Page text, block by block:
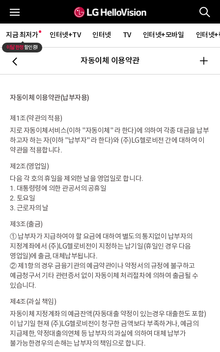
지금 최저가 인터넷+TV 인터넷 TV 인터넷+모바일 인터넷+
이달 한정할인중!
자동이체 이용약관
자동이체 이용약관(납부자용)
제1조(약관의 적용)
지로 자동이체서비스(이하 "자동이체" 라 한다)에 의하여 각종 대금을 납부
하고자 하는 자(이하 "납부자" 라 한다)와 (주)LG헬로비전 간에 대하여 이
약관을 적용합니다.
제2조(영업일)
다음 각 호의 휴일을 제외한 날을 영업일로 합니다.
1. 대통령령에 의한 관공서의 공휴일
2. 토요일
3. 근로자의 날
제3조(출금)
① 납부자가 지급하여야 할 요금에 대하여 별도의 통지없이 납부자의
지정계좌에서 (주)LG헬로비전이 지정하는 납기일(휴일인 경우 다음
영업일)에 출금, 대체납부됩니다.
② 제1항의 경우 금융기관의 예금약관이나 약정서의 규정에 불구하고
예금청구서 기타 관련증서 없이 자동이체 처리절차에 의하여 출금될 수
있습니다.
제4조(과실 책임)
자동이체 지정계좌의 예금잔액(자동대출 약정이 있는경우 대출한도 포함)
이 납기일 현재 (주)LG헬로비전이 청구한 금액보다 부족하거나, 예금의
지급제한, 약정대출의연체 등 납부자의 과실에 의하여 대체 납부가
불가능한경우의 손해는 납부자의 책임으로 합니다.